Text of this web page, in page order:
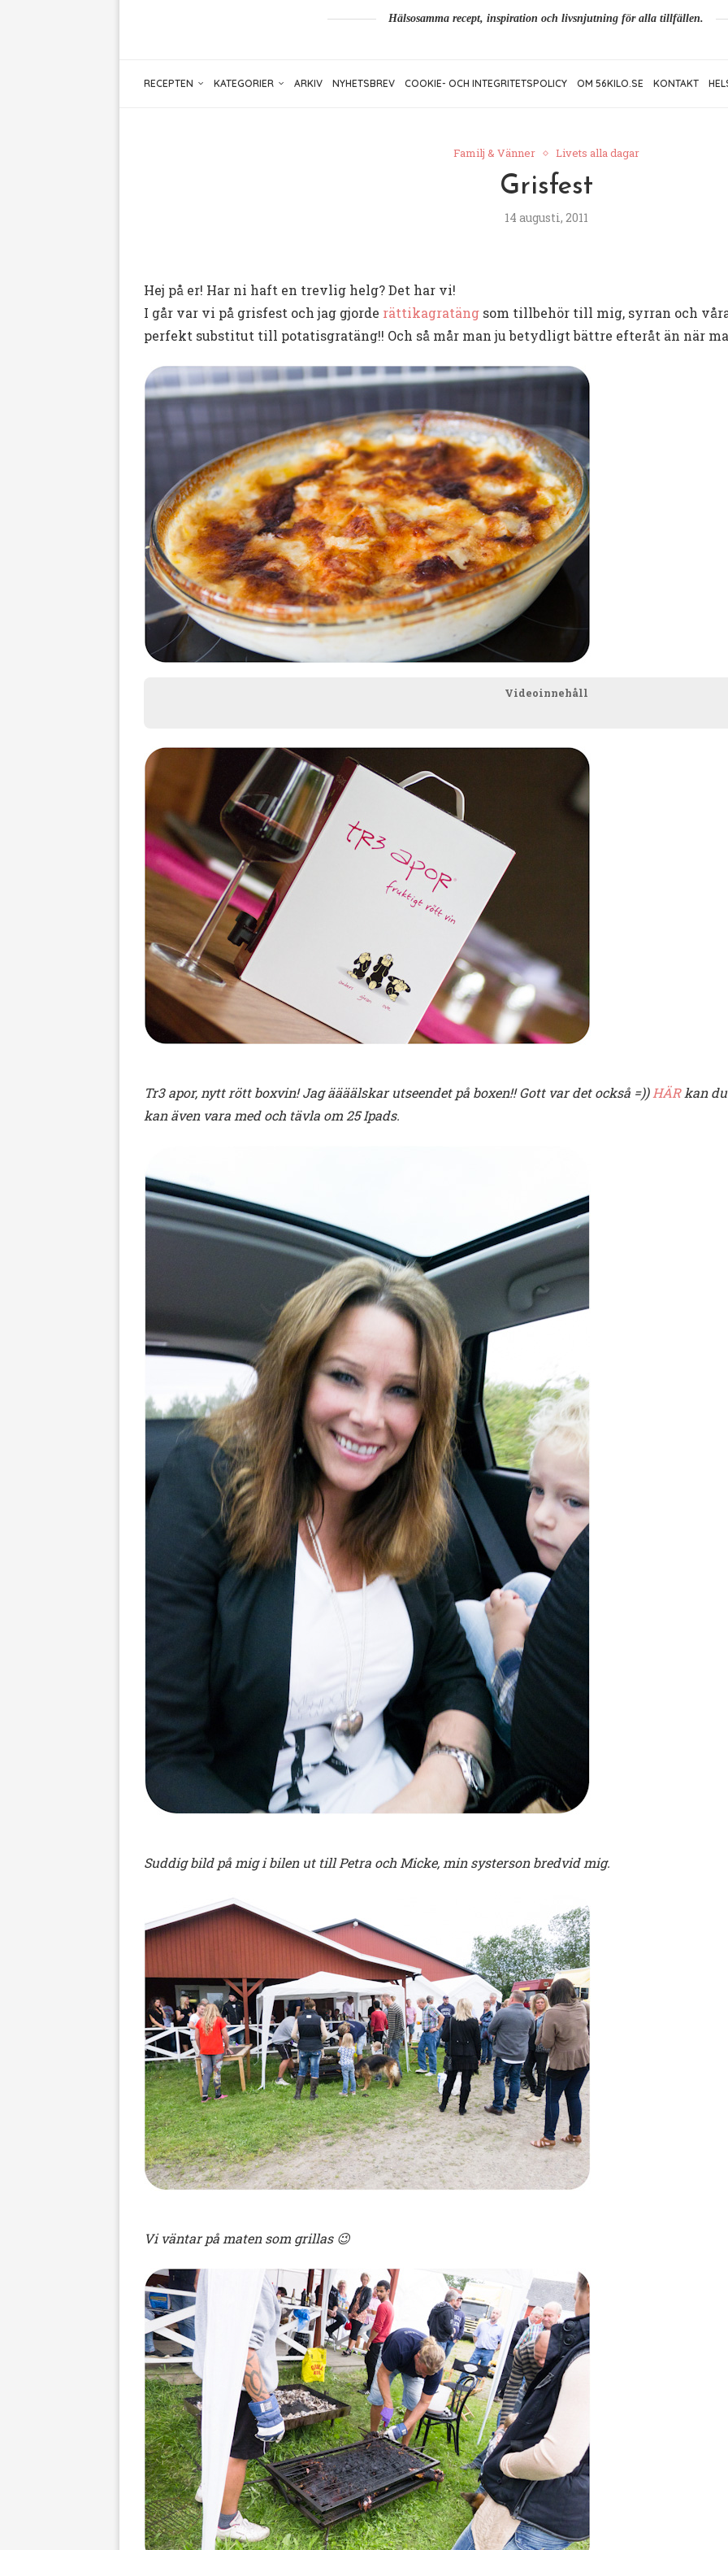
Hälsosamma recept, inspiration och livsnjutning för alla tillfällen.
RECEPTEN KATEGORIER ARKIV NYHETSBREV COOKIE- OCH INTEGRITETSPOLICY OM 56KILO.SE KONTAKT
Familj & Vänner Livets alla dagar
Grisfest
14 augusti, 2011
Hej på er! Har ni haft en trevlig helg? Det har vi!
I går var vi på grisfest och jag gjorde rättikagratäng som tillbehör till mig, syrran och
perfekt substitut till potatisgratäng!! Och så mår man ju betydligt bättre efteråt än när
Videoinnehåll
Tr3 apor, nytt rött boxvin! Jag äääälskar utseendet på boxen!! Gott var det också =))HÄRkan
kan även vara med och tävla om 25 Ipads.
Suddig bild på mig i bilen ut till Petra och Micke, min systerson bredvid mig.
Vi väntar på maten som grillas 😉